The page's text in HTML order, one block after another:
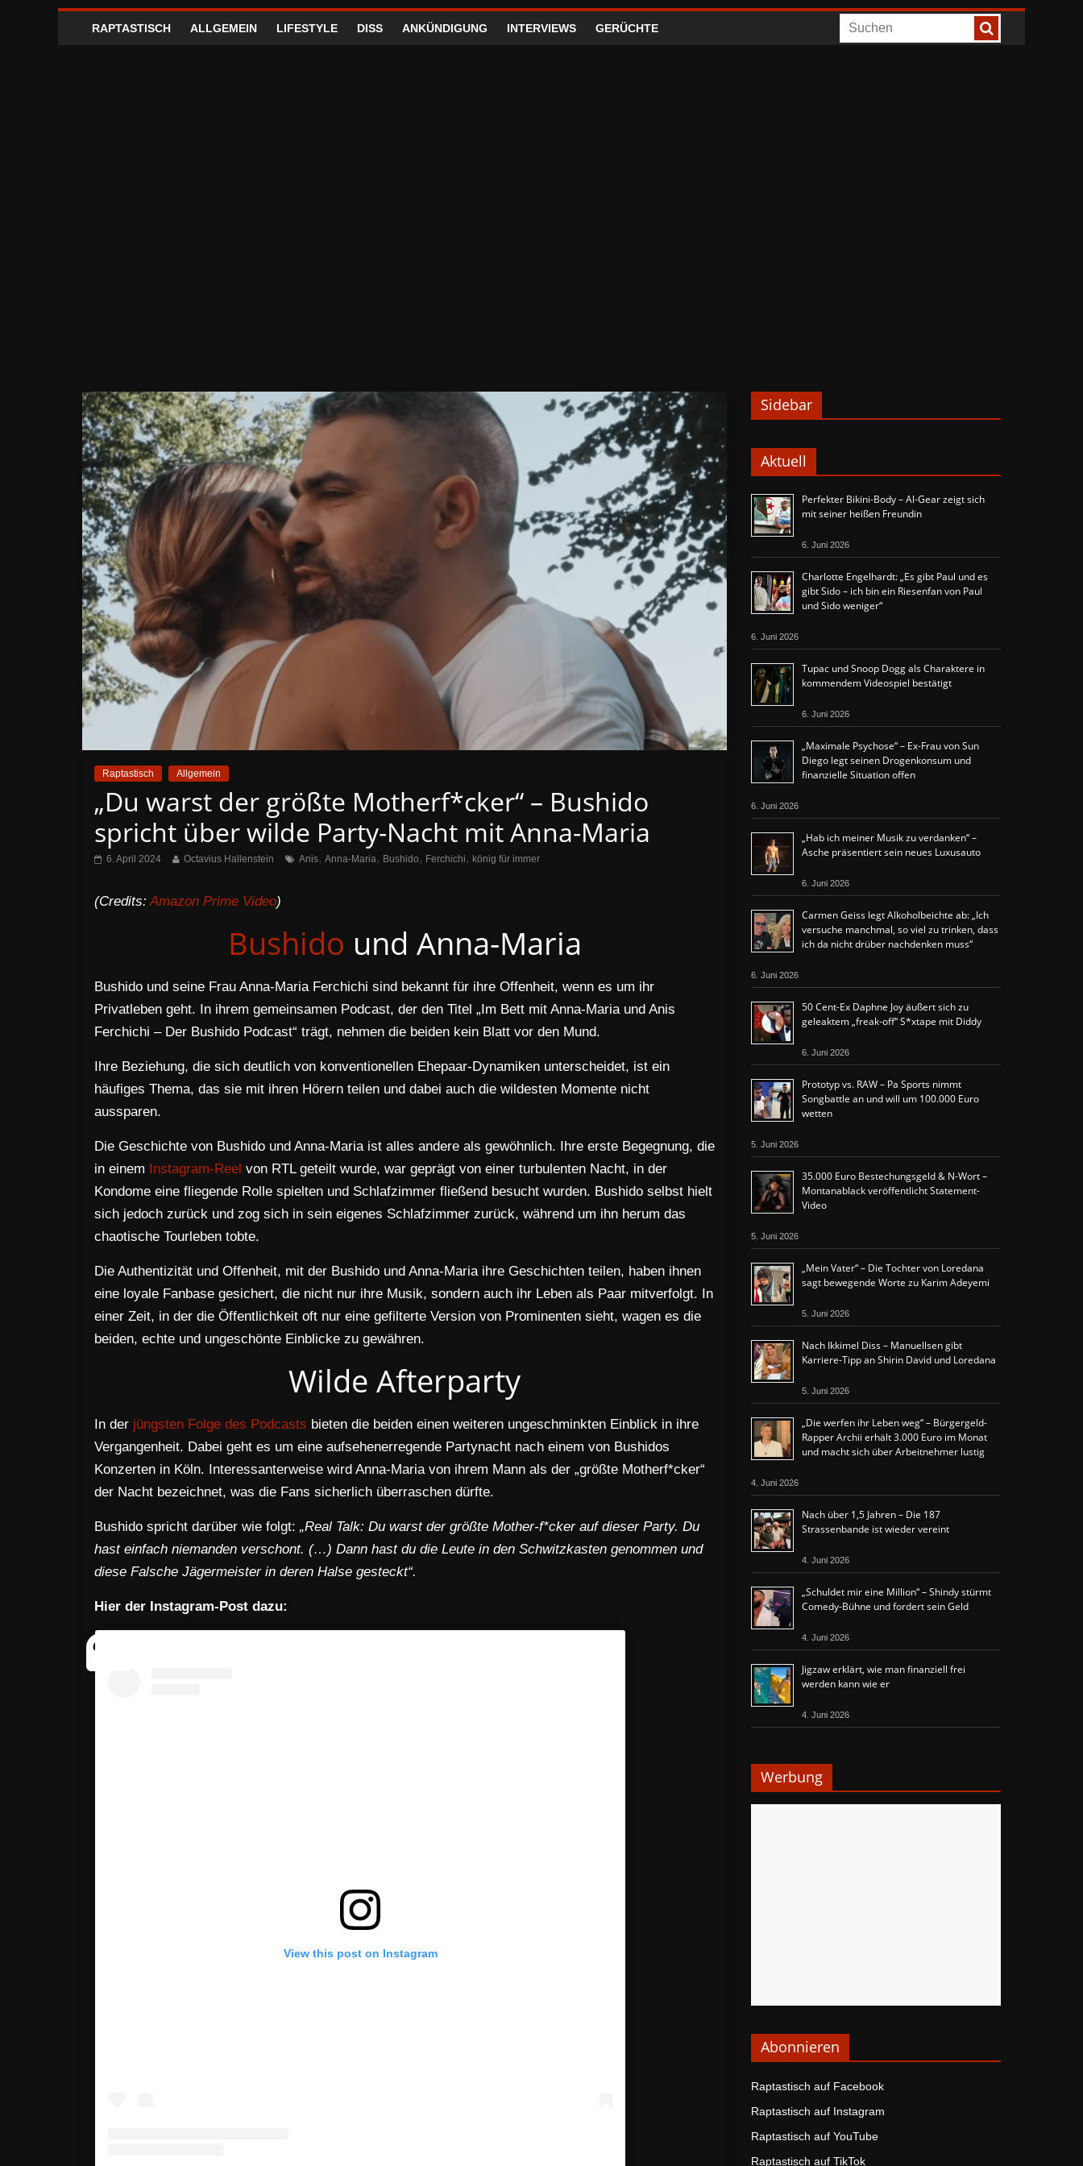
RAPTASTISCH ALLGEMEIN LIFESTYLE DISS ANKÜNDIGUNG INTERVIEWS GERÜCHTE
Raptastisch Allgemein
„Du warst der größte Motherf*cker“ – Bushido
spricht über wilde Party-Nacht mit Anna-Maria
6. April 2024 Octavius Hallenstein Anis, Anna-Maria, Bushido, Ferchichi, könig für immer
(Credits:Amazon Prime Video)
Bushido und Anna-Maria
Bushido und seine Frau Anna-Maria Ferchichi sind bekannt für ihre Offenheit, wenn es um ihr
Privatleben geht. In ihrem gemeinsamen Podcast, der den Titel „Im Bett mit Anna-Maria und Anis
Ferchichi – Der Bushido Podcast“ trägt, nehmen die beiden kein Blatt vor den Mund.
Ihre Beziehung, die sich deutlich von konventionellen Ehepaar-Dynamiken unterscheidet, ist ein
häufiges Thema, das sie mit ihren Hörern teilen und dabei auch die wildesten Momente nicht
aussparen.
Die Geschichte von Bushido und Anna-Maria ist alles andere als gewöhnlich. Ihre erste Begegnung, die
in einem Instagram-Reel von RTL geteilt wurde, war geprägt von einer turbulenten Nacht, in der
Kondome eine fliegende Rolle spielten und Schlafzimmer fließend besucht wurden. Bushido selbst hielt
sich jedoch zurück und zog sich in sein eigenes Schlafzimmer zurück, während um ihn herum das
chaotische Tourleben tobte.
Die Authentizität und Offenheit, mit der Bushido und Anna-Maria ihre Geschichten teilen, haben ihnen
eine loyale Fanbase gesichert, die nicht nur ihre Musik, sondern auch ihr Leben als Paar mitverfolgt. In
einer Zeit, in der die Öffentlichkeit oft nur eine gefilterte Version von Prominenten sieht, wagen es die
beiden, echte und ungeschönte Einblicke zu gewähren.
Wilde Afterparty
In der jüngsten Folge des Podcasts bieten die beiden einen weiteren ungeschminkten Einblick in ihre
Vergangenheit. Dabei geht es um eine aufsehenerregende Partynacht nach einem von Bushidos
Konzerten in Köln. Interessanterweise wird Anna-Maria von ihrem Mann als der „größte Motherf*cker“
der Nacht bezeichnet, was die Fans sicherlich überraschen dürfte.
Bushido spricht darüber wie folgt: „Real Talk: Du warst der größte Mother-f*cker auf dieser Party. Du
hast einfach niemanden verschont. (…) Dann hast du die Leute in den Schwitzkasten genommen und
diese Falsche Jägermeister in deren Halse gesteckt“.
Hier der Instagram-Post dazu:
View this post on Instagram
Sidebar
Aktuell
Perfekter Bikini-Body – Al-Gear zeigt sich
mit seiner heißen Freundin
6. Juni 2026
Charlotte Engelhardt: „Es gibt Paul und es
gibt Sido – ich bin ein Riesenfan von Paul
und Sido weniger“
6. Juni 2026
Tupac und Snoop Dogg als Charaktere in
kommendem Videospiel bestätigt
6. Juni 2026
„Maximale Psychose“ – Ex-Frau von Sun
Diego legt seinen Drogenkonsum und
finanzielle Situation offen
6. Juni 2026
„Hab ich meiner Musik zu verdanken“ –
Asche präsentiert sein neues Luxusauto
6. Juni 2026
Carmen Geiss legt Alkoholbeichte ab: „Ich
versuche manchmal, so viel zu trinken, dass
ich da nicht drüber nachdenken muss“
6. Juni 2026
50 Cent-Ex Daphne Joy äußert sich zu
geleaktem „freak-off“ S*xtape mit Diddy
6. Juni 2026
Prototyp vs. RAW – Pa Sports nimmt
Songbattle an und will um 100.000 Euro
wetten
5. Juni 2026
35.000 Euro Bestechungsgeld & N-Wort –
Montanablack veröffentlicht Statement-
Video
5. Juni 2026
„Mein Vater“ – Die Tochter von Loredana
sagt bewegende Worte zu Karim Adeyemi
5. Juni 2026
Nach Ikkimel Diss – Manuellsen gibt
Karriere-Tipp an Shirin David und Loredana
5. Juni 2026
„Die werfen ihr Leben weg“ – Bürgergeld-
Rapper Archii erhält 3.000 Euro im Monat
und macht sich über Arbeitnehmer lustig
4. Juni 2026
Nach über 1,5 Jahren – Die 187
Strassenbande ist wieder vereint
4. Juni 2026
„Schuldet mir eine Million“ – Shindy stürmt
Comedy-Bühne und fordert sein Geld
4. Juni 2026
Jigzaw erklärt, wie man finanziell frei
werden kann wie er
4. Juni 2026
Werbung
Abonnieren
Raptastisch auf Facebook
Raptastisch auf Instagram
Raptastisch auf YouTube
Raptastisch auf TikTok